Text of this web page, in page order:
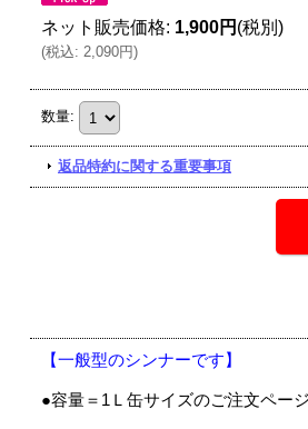
ネット販売価格: 1,900円 (税別)
(税込: 2,090円)
数量:
返品特約に関する重要事項
【一般型のシンナーです】
●容量＝1Ｌ缶サイズのご注文ページ